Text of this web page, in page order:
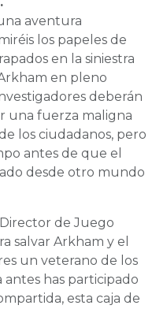
aventura
los papeles de
en la siniestra
en pleno
deberán
una fuerza maligna
los ciudadanos, pero
antes de que el
desde otro mundo
de Juego
salvar Arkham y el
un veterano de los
has participado
esta caja de